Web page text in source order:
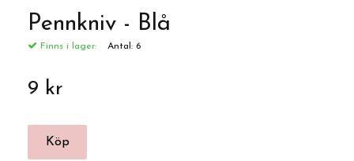
Pennkniv - Blå
Finns i lager: Antal: 6
9 kr